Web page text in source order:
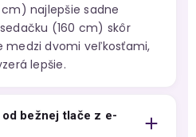
najlepšie sadne
(160 cm) skôr
medzi dvomi veľkosťami,
lepšie.
bežnej tlače z e-